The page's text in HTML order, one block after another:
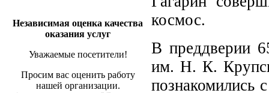
Независимая оценка качества
оказания услуг
Уважаемые посетители!
Просим вас оценить работу
нашей организации.
космос.
В преддверии
им. Н. К.
познакомились